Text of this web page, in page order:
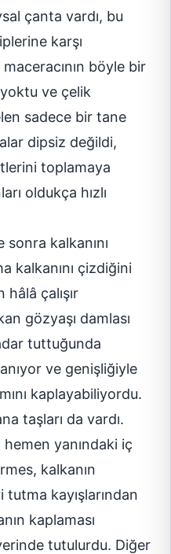
çanta vardı, bu
karşı
böyle bir
ve çelik
sadece bir tane
dipsiz değildi,
toplamaya
oldukça hızlı
sonra kalkanını
kalkanını çizdiğini
çalışır
gözyaşı damlası
tuttuğunda
ve genişliğiyle
kaplayabiliyordu.
taşları da vardı.
hemen yanındaki iç
kalkanın
kayışlarından
kaplaması
tutulurdu. Diğer